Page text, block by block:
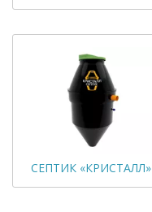
СЕПТИК «КРИСТАЛЛ»